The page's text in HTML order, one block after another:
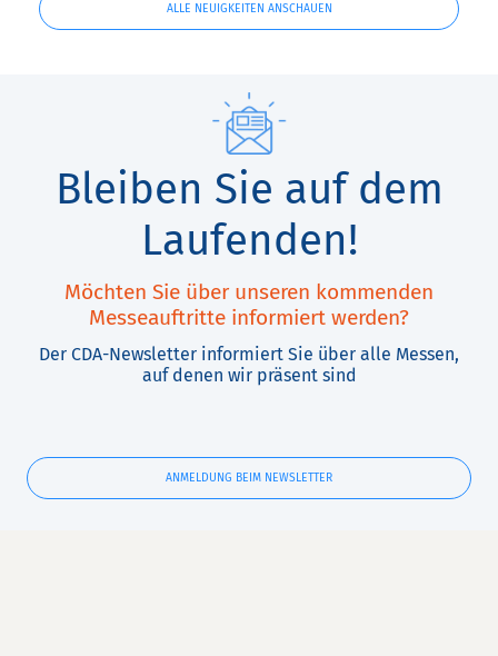
ALLE NEUIGKEITEN ANSCHAUEN
Bleiben Sie auf dem
Laufenden!
Möchten Sie über unseren kommenden
Messeauftritte informiert werden?
Der CDA-Newsletter informiert Sie über alle Messen,
auf denen wir präsent sind
ANMELDUNG BEIM NEWSLETTER